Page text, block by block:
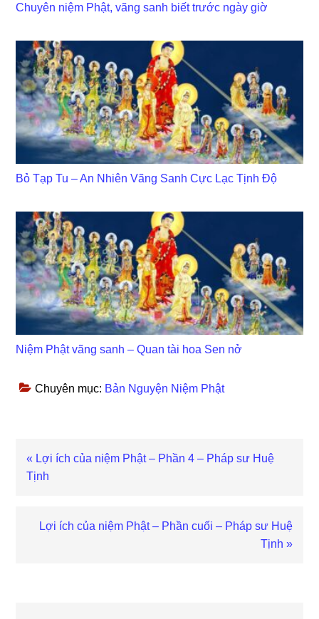
Chuyên niệm Phật, vãng sanh biết trước ngày giờ
Bỏ Tạp Tu – An Nhiên Vãng Sanh Cực Lạc Tịnh Độ
Niệm Phật vãng sanh – Quan tài hoa Sen nở
Chuyên mục: Bản Nguyện Niệm Phật
Bài
viết
« Lợi ích của niệm Phật – Phần 4 – Pháp sư Huệ
Tịnh
Bài
Lợi ích của niệm Phật – Phần cuối – Pháp sư Huệ
Tịnh »